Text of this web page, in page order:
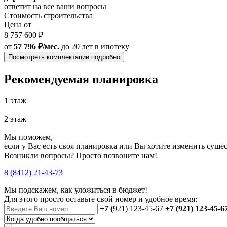
ответит на все ваши вопросы
Стоимость строительства
Цена от
8 757 600 ₽
от 57 796 ₽/мес. до 20 лет в ипотеку
Посмотреть комплектации подробно
Рекомендуемая планировка
1 этаж
2 этаж
Мы поможем,
если у Вас есть своя планировка или Вы хотите изменить
Возникли вопросы? Просто позвоните нам!
8 (8412) 21-43-73
Мы подскажем, как уложиться в бюджет!
Для этого просто оставьте свой номер и удобное время:
+7 (921) 123-45-67 +7 (921) 123-45-